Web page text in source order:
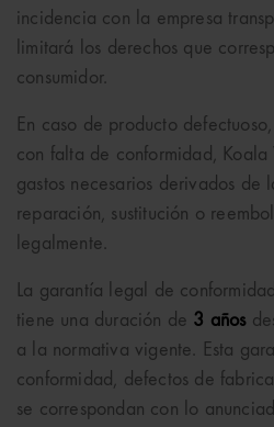
incidencia con la empresa
limitará los derechos que
consumidor.
En caso de producto
con falta de conformidad, Koala
gastos necesarios derivados de
reparación, sustitución o
legalmente.
La garantía legal de
tiene una duración de 3 años
a la normativa vigente. Esta
conformidad, defectos de
se correspondan con lo